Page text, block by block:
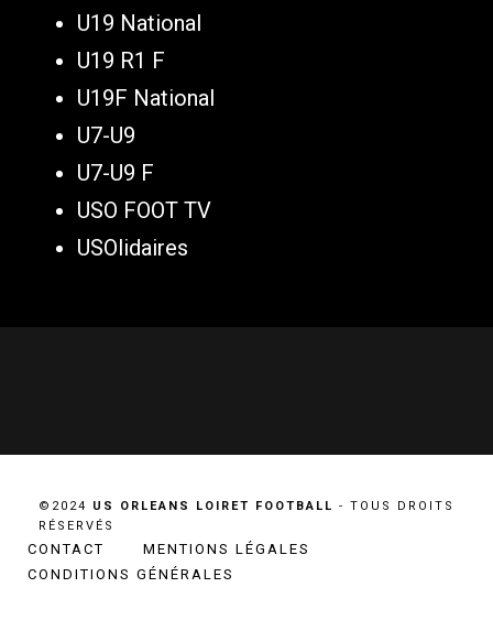
U19 National
U19 R1 F
U19F National
U7-U9
U7-U9 F
USO FOOT TV
USOlidaires
©2024 US ORLEANS LOIRET FOOTBALL - TOUS DROITS
RÉSERVÉS
CONTACT
MENTIONS LÉGALES
CONDITIONS GÉNÉRALES